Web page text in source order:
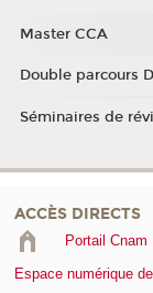
Master CCA
Double parcours
Séminaires de
ACCÈS DIRECTS
Portail Cnam
Espace numérique